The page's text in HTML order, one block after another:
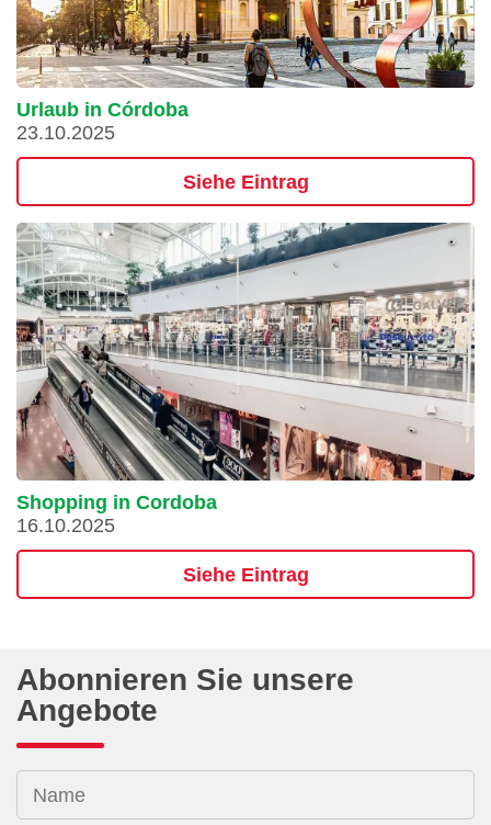
Urlaub in Córdoba
23.10.2025
Siehe Eintrag
Shopping in Cordoba
16.10.2025
Siehe Eintrag
Abonnieren Sie unsere
Angebote
Name